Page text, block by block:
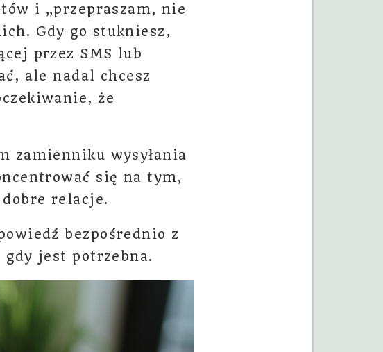
i „przepraszam, nie
Gdy go stukniesz,
przez SMS lub
ale nadal chcesz
że
zamienniku wysyłania
się na tym,
relacje.
bezpośrednio z
gdy jest potrzebna.